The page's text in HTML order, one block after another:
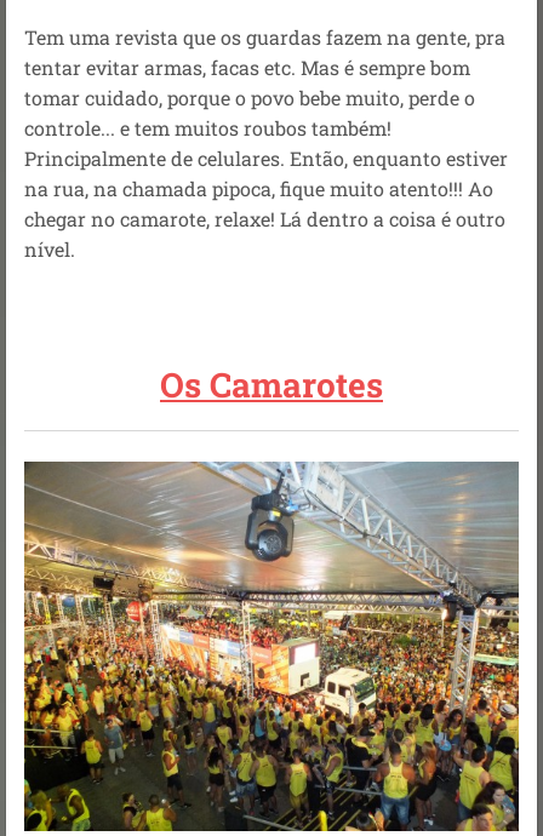
Tem uma revista que os guardas fazem na gente, pra
tentar evitar armas, facas etc. Mas é sempre bom
tomar cuidado, porque o povo bebe muito, perde o
controle... e tem muitos roubos também!
Principalmente de celulares. Então, enquanto estiver
na rua, na chamada pipoca, fique muito atento!!! Ao
chegar no camarote, relaxe! Lá dentro a coisa é outro
nível.
Os Camarotes